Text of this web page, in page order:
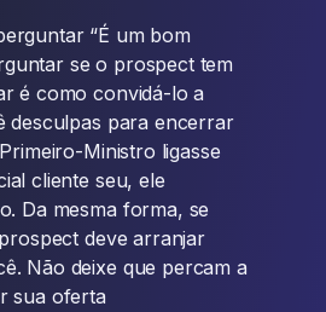
“É um bom
se o prospect tem
é como convidá-lo a
desculpas para encerrar
Ministro ligasse
cliente seu, ele
Da mesma forma, se
deve arranjar
Não deixe que percam a
sua oferta